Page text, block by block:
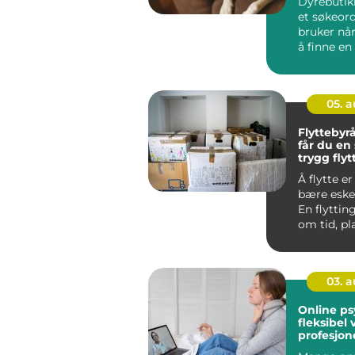
et
bruker
å finne en
05.
Flyttebyrå
får du en
trygg
Å flytte er
bære
En
om tid,
03.
Online
fleksibel